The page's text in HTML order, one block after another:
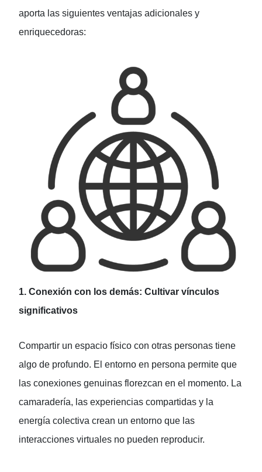
aporta las siguientes ventajas adicionales y
enriquecedoras:
1. Conexión con los demás: Cultivar vínculos
significativos
Compartir un espacio físico con otras personas tiene
algo de profundo. El entorno en persona permite que
las conexiones genuinas florezcan en el momento. La
camaradería, las experiencias compartidas y la
energía colectiva crean un entorno que las
interacciones virtuales no pueden reproducir.